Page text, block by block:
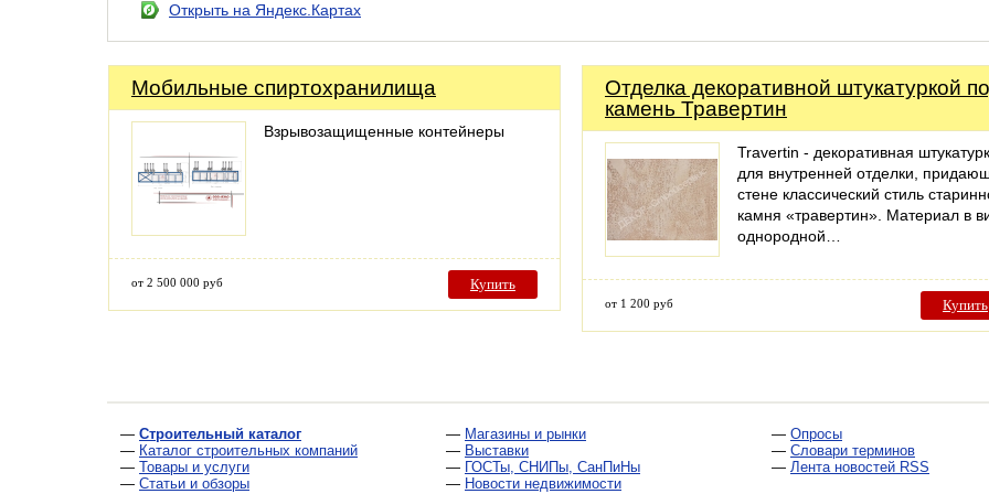
Открыть на Яндекс.Картах
Мобильные спиртохранилища
Взрывозащищенные контейнеры
от 2 500 000 руб Купить
Отделка декоративной штукатуркой
камень Травертин
Travertin - декоративная
для внутренней отделки,
стене классический стиль
камня «травертин». Материал в
однородной…
от 1 200 руб Купить
— Строительный каталог
— Каталог строительных компаний
— Товары и услуги
— Статьи и обзоры
— Магазины и рынки
— Выставки
— ГОСТы, СНИПы, СанПиНы
— Новости недвижимости
— Опросы
— Словари терминов
— Лента новостей RSS